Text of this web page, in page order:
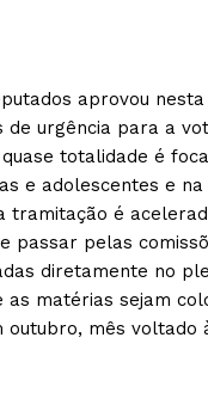
aprovou
de urgência para a
totalidade é
e adolescentes e na
tramitação é
passar pelas
diretamente no
as matérias sejam
outubro, mês voltado